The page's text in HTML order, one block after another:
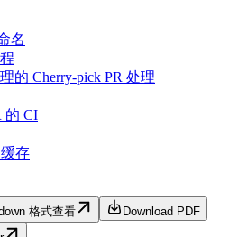
名
的 Cherry-pick PR 处理
的 CI
存
格式查看
Download PDF